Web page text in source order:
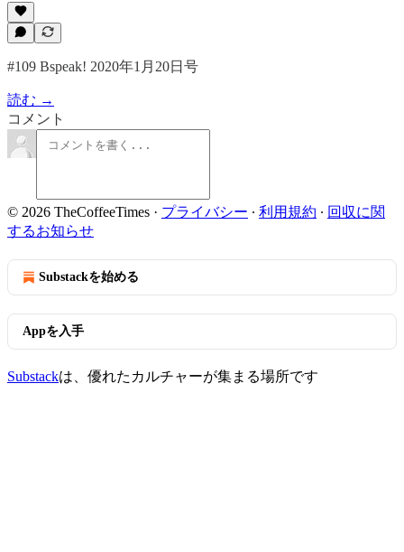
#109 Bspeak! 2020年1月20日号
読む →
コメント
© 2026 TheCoffeeTimes · プライバシー ∙ 利用規約 ∙ 回収に関
するお知らせ
Substackを始める
Appを入手
Substackは、優れたカルチャーが集まる場所です